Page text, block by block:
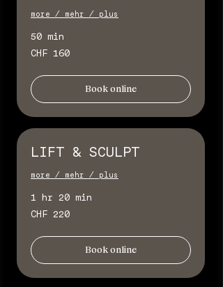
more / mehr / plus
50 min
160
Schweizer
CHF 160
Book online
LIFT & SCULPT
more / mehr / plus
1 hr 20 min
220
Schweizer
CHF 220
Book online